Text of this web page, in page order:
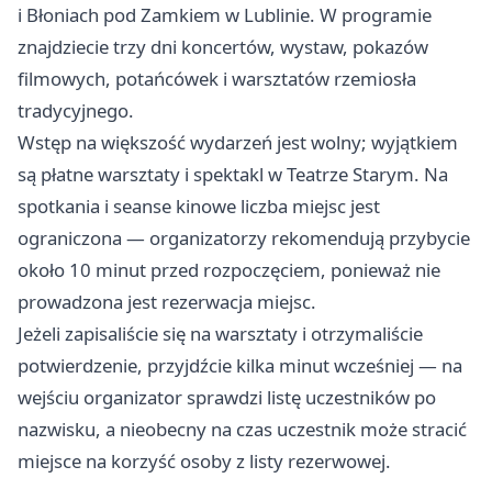
i Błoniach pod Zamkiem w Lublinie. W programie
znajdziecie trzy dni koncertów, wystaw, pokazów
filmowych, potańcówek i warsztatów rzemiosła
tradycyjnego.
Wstęp na większość wydarzeń jest wolny; wyjątkiem
są płatne warsztaty i spektakl w Teatrze Starym. Na
spotkania i seanse kinowe liczba miejsc jest
ograniczona — organizatorzy rekomendują przybycie
około 10 minut przed rozpoczęciem, ponieważ nie
prowadzona jest rezerwacja miejsc.
Jeżeli zapisaliście się na warsztaty i otrzymaliście
potwierdzenie, przyjdźcie kilka minut wcześniej — na
wejściu organizator sprawdzi listę uczestników po
nazwisku, a nieobecny na czas uczestnik może stracić
miejsce na korzyść osoby z listy rezerwowej.